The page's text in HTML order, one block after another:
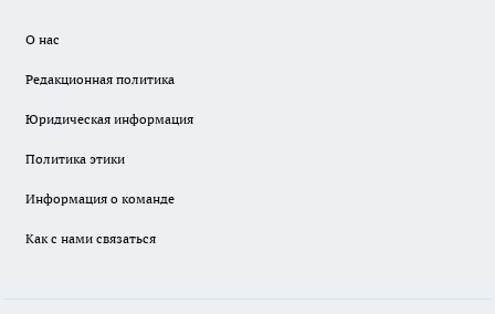
О нас
Редакционная политика
Юридическая информация
Политика этики
Информация о команде
Как с нами связаться